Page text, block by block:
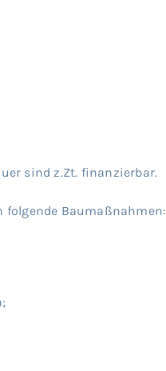
sind z.Zt. finanzierbar.
Baumaßnahmen: